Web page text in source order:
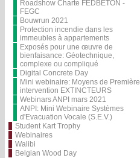
Roadshow Charte FEDBETON -
FEGC
Bouwrun 2021
Protection incendie dans les
immeubles à appartements
Exposés pour une œuvre de
bienfaisance: Géotechnique,
complexe ou compliqué
Digital Concrete Day
Mini webinaire: Moyens de Première
intervention EXTINCTEURS
Webinars ANPI mars 2021
ANPI: Mini Webinaire Systèmes
d'Evacuation Vocale (S.E.V.)
Student Kart Trophy
Webinaires
Walibi
Belgian Wood Day